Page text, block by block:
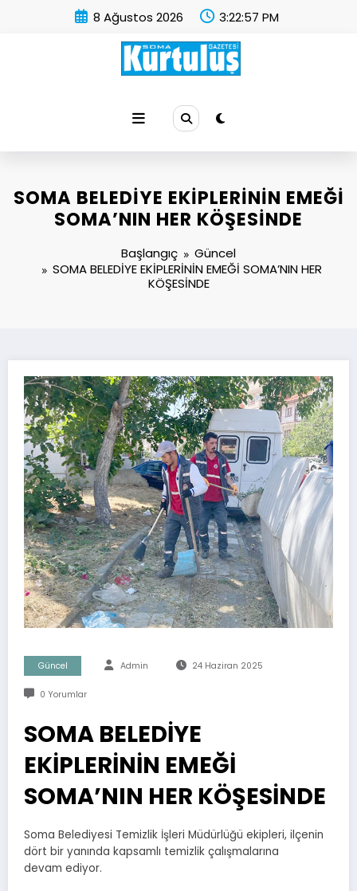
8 Ağustos 2026 3:22:58 PM
SOMA BELEDİYE EKİPLERİNİN EMEĞİ
SOMA’NIN HER KÖŞESİNDE
Başlangıç
Güncel
SOMA BELEDİYE EKİPLERİNİN EMEĞİ SOMA’NIN HER
KÖŞESİNDE
Güncel Admin 24 Haziran 2025
0 Yorumlar
SOMA BELEDİYE
EKİPLERİNİN EMEĞİ
SOMA’NIN HER KÖŞESİNDE
Soma Belediyesi Temizlik İşleri Müdürlüğü ekipleri, ilçenin
dört bir yanında kapsamlı temizlik çalışmalarına
devam ediyor.